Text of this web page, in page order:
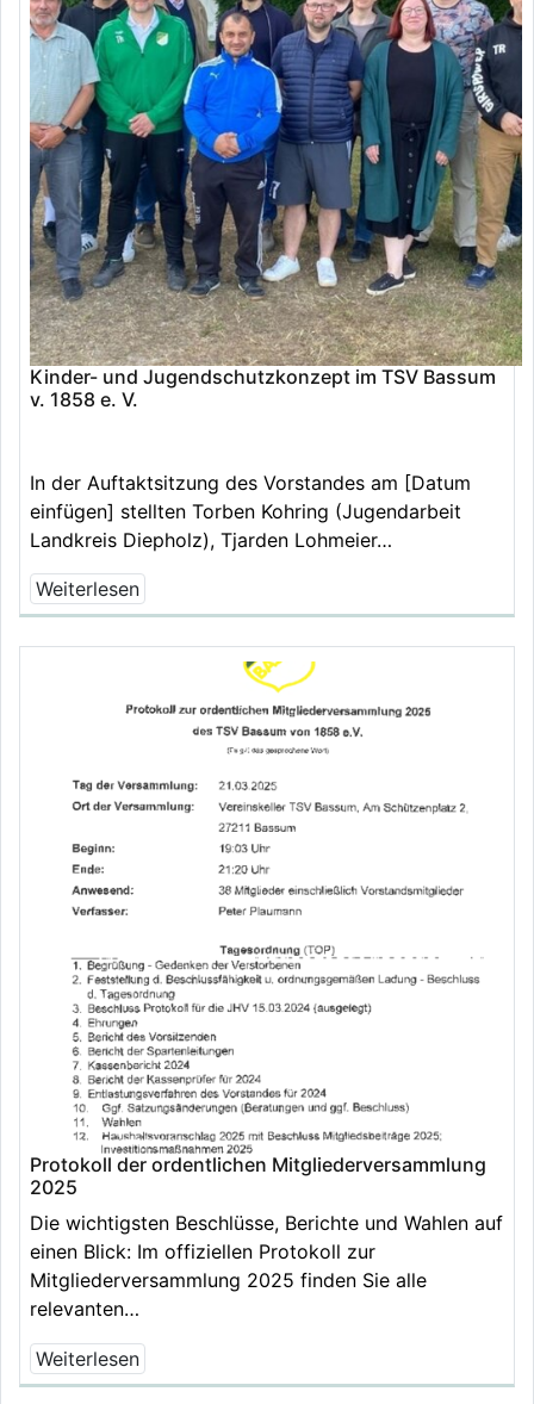
Kinder- und Jugendschutzkonzept im TSV Bassum
v. 1858 e. V.
In der Auftaktsitzung des Vorstandes am [Datum
einfügen] stellten Torben Kohring (Jugendarbeit
Landkreis Diepholz), Tjarden Lohmeier…
Weiterlesen
Protokoll der ordentlichen Mitgliederversammlung
2025
Die wichtigsten Beschlüsse, Berichte und Wahlen auf
einen Blick: Im offiziellen Protokoll zur
Mitgliederversammlung 2025 finden Sie alle
relevanten…
Weiterlesen